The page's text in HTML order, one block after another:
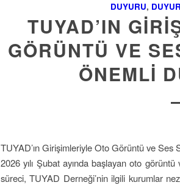
DUYURU,
TUYAD’IN
GÖRÜNTÜ VE
ÖNEMLI
TUYAD’ın Girişimleriyle Oto Görüntü ve
2026 yılı Şubat ayında başlayan oto
süreci, TUYAD Derneği’nin ilgili kurumlar